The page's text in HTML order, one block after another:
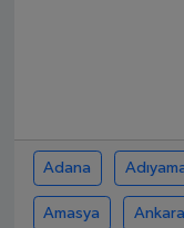
Adana
Amasya Ankara